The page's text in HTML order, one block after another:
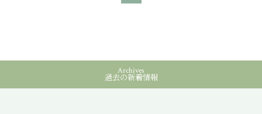
Archives
過去の新着情報